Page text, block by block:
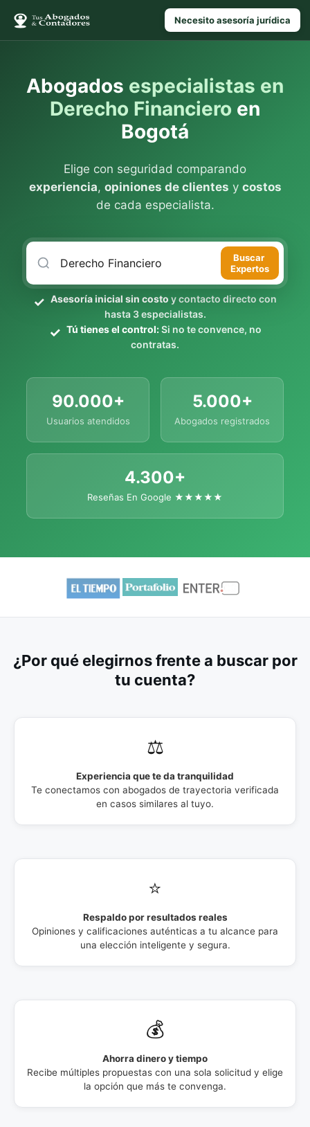
Necesito asesoría jurídica
Abogados especialistas en
Derecho Financiero en
Bogotá
Elige con seguridad comparando
experiencia, opiniones de clientes y costos
de cada especialista.
Buscar
Expertos
Asesoría inicial sin costo y contacto directo con
hasta 3 especialistas.
Tú tienes el control:Si no te convence, no
contratas.
90.000+
Usuarios atendidos
5.000+
Abogados registrados
4.300+
Reseñas En Google ★★★★★
¿Por qué elegirnos frente a buscar por
tu cuenta?
⚖️
Experiencia que te da tranquilidad
Te conectamos con abogados de trayectoria verificada
en casos similares al tuyo.
⭐
Respaldo por resultados reales
Opiniones y calificaciones auténticas a tu alcance para
una elección inteligente y segura.
💰
Ahorra dinero y tiempo
Recibe múltiples propuestas con una sola solicitud y elige
la opción que más te convenga.